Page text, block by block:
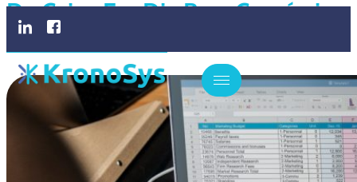
De Caixa Em Dia Para Comércios
De Médio Porte